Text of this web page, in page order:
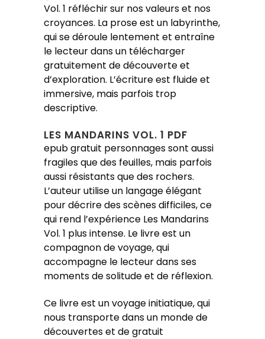
Vol. 1 réfléchir sur nos valeurs et nos
croyances. La prose est un labyrinthe,
qui se déroule lentement et entraîne
le lecteur dans un télécharger
gratuitement de découverte et
d’exploration. L’écriture est fluide et
immersive, mais parfois trop
descriptive.
LES MANDARINS VOL. 1 PDF
epub gratuit personnages sont aussi
fragiles que des feuilles, mais parfois
aussi résistants que des rochers.
L’auteur utilise un langage élégant
pour décrire des scènes difficiles, ce
qui rend l’expérience Les Mandarins
Vol. 1 plus intense. Le livre est un
compagnon de voyage, qui
accompagne le lecteur dans ses
moments de solitude et de réflexion.
Ce livre est un voyage initiatique, qui
nous transporte dans un monde de
découvertes et de gratuit